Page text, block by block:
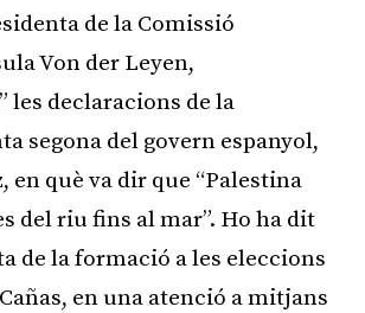
de la Comissió
Von der Leyen,
les declaracions de la
segona del govern espanyol,
en què va dir que “Palestina
del riu fins al mar”. Ho ha dit
de la formació a les eleccions
en una atenció a mitjans